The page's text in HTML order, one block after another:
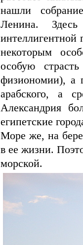
нашли
Ленина.
интеллигентной
некоторым
особую
физиономии), а
арабского, а
Александрия
египетские
Море же, на
в ее жизни.
морской.